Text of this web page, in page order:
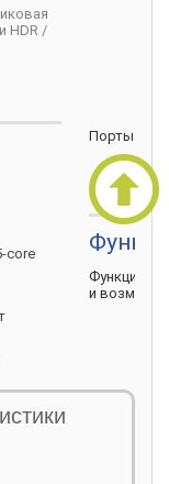
HDR /
core
Порты
Функции
и